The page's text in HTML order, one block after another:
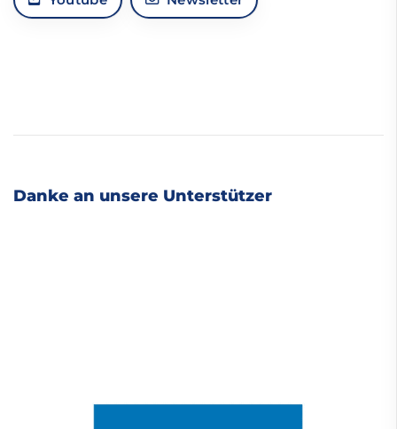
Danke an unsere Unterstützer